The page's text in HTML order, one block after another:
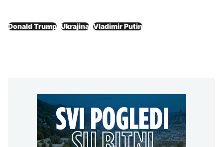
Donald Trump Ukrajina Vladimir Putin